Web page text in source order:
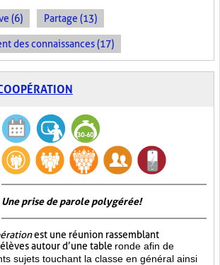
(6) Partage (13)
des connaissances (17)
Une prise de parole polygérée!
est une réunion rassemblant
autour d’une table ronde afin de
sujets touchant la classe en général ainsi